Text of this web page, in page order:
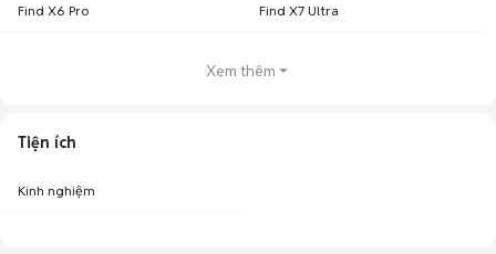
Find X6 Pro Find X7 Ultra
Xem thêm
Tiện ích
Kinh nghiệm